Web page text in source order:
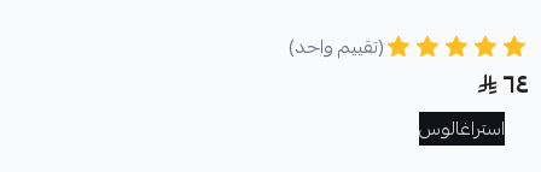
(تقييم واحد)
٦٤
استراغالوس